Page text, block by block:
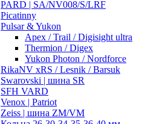
PARD | SA/NV008/S/LRF
Picatinny
Pulsar & Yukon
Apex / Trail / Digisight ultra
Thermion / Digex
Yukon Photon / Nordforce
RikaNV xRS / Lesnik / Barsuk
Swarovski | шина SR
SFH VARD
Venox | Patriot
Zeiss | шина ZM/VM